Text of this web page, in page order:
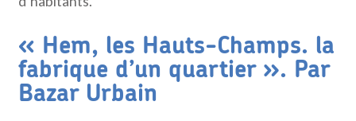
« Hem, les Hauts-Champs. la
fabrique d’un quartier ». Par
Bazar Urbain